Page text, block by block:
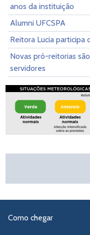
anos da instituição
Alumni UFCSPA
Reitora Lucia participa
Novas pró-reitorias
servidores
Como chegar